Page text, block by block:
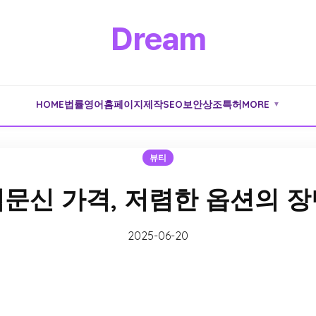
Dream
HOME법률영어홈페이지제작SEO보안상조특허MORE ▼
뷰티
신 가격, 저렴한 옵션의
2025-06-20